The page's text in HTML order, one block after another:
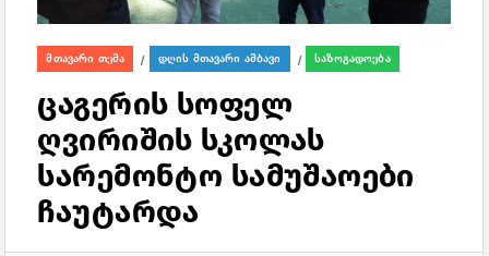
მთავარი თემა / დღის მთავარი ამბავი / საზოგადოება
ცაგერის სოფელ
ღვირიშის სკოლას
სარემონტო სამუშაოები
ჩაუტარდა